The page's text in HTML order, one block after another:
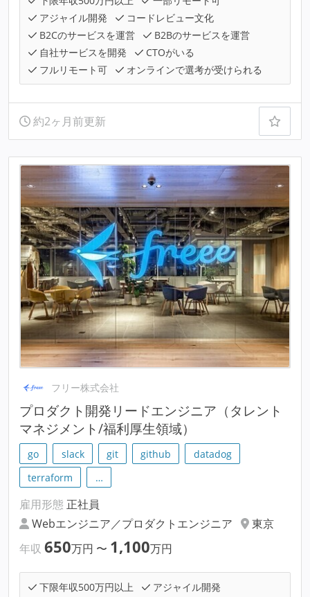
アジャイル開発
コードレビュー文化
B2Cのサービスを運営
B2Bのサービスを運営
自社サービスを開発
CTOがいる
フルリモート可
オンラインで選考が受けられる
約2ヶ月前更新
フリー株式会社
プロダクト開発リードエンジニア（タレント
マネジメント/福利厚生領域）
go slack git github
datadog
terraform
…
雇用形態 正社員
Webエンジニア／プロダクトエンジニア
東京
年収 650万円 〜 1,100万円
下限年収500万円以上
アジャイル開発